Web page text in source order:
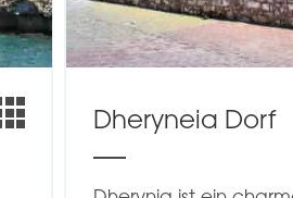
Dheryneia Dorf